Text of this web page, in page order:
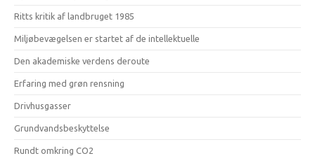
Ritts kritik af landbruget 1985
Miljøbevægelsen er startet af de intellektuelle
Den akademiske verdens deroute
Erfaring med grøn rensning
Drivhusgasser
Grundvandsbeskyttelse
Rundt omkring CO2